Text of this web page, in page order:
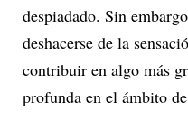
despiadado. Sin
deshacerse de la
contribuir en algo más
profunda en el ámbito